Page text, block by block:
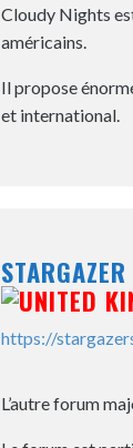
Cloudy Nights
américains.
Il propose
et international.
https://
L’autre forum